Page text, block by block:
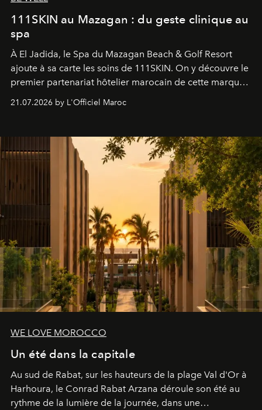
111SKIN au Mazagan : du geste clinique au
spa
À El Jadida, le Spa du Mazagan Beach & Golf Resort
ajoute à sa carte les soins de 111SKIN. On y découvre le
premier partenariat hôtelier marocain de cette marque
britannique, née dans un cabinet de chirurgie plastique
londonien et construite depuis autour d'un actif breveté,
21.07.2026 by L'Officiel Maroc
WE LOVE MOROCCO
Un été dans la capitale
Au sud de Rabat, sur les hauteurs de la plage Val d'Or à
Harhoura, le Conrad Rabat Arzana déroule son été au
rythme de la lumière de la journée, dans une